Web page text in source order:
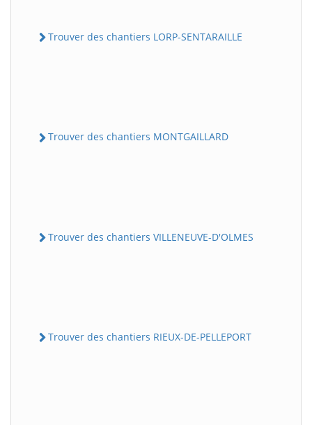
Trouver des chantiers LORP-SENTARAILLE
Trouver des chantiers MONTGAILLARD
Trouver des chantiers VILLENEUVE-D'OLMES
Trouver des chantiers RIEUX-DE-PELLEPORT